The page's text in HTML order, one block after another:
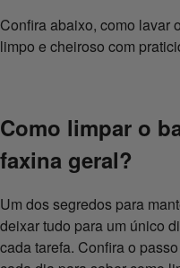
Confira abaixo, como lavar
limpo e cheiroso com
Como limpar o
faxina geral?
Um dos segredos para
deixar tudo para um único
cada tarefa. Confira o